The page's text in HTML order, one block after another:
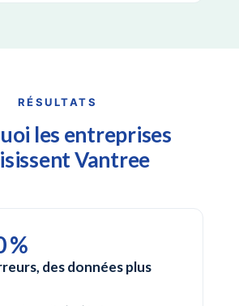
RÉSULTATS
les entreprises
Vantree
%
des données plus